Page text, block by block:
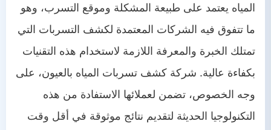
المياه يعتمد على طبيعة المشكلة وموقع التسرب، وهو
ما تتفوق فيه الشركات المعتمدة لكشف التسربات التي
تمتلك الخبرة والمعرفة اللازمة لاستخدام هذه التقنيات
بكفاءة عالية. شركة كشف تسربات المياه بالعيون، على
وجه الخصوص، تضمن لعملائها الاستفادة من هذه
التكنولوجيا الحديثة لتقديم نتائج موثوقة في أقل وقت